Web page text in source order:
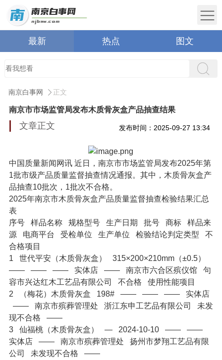
最新 热点 图文
南京白事网 正文
南京市市场监管局发布木质骨灰盒产品抽查结果
文章正文 发布时间：2025-09-27 13:34
中国质量新闻网讯 近日，南京市市场监管局发布2025年第
1批市级产品质量监督抽查情况通报。其中，木质骨灰盒产
品抽查10批次，1批次不合格。
2025年南京市木质骨灰盒产品质量监督抽查检验结果汇总
表
序号
样品名称 规格型号 生产日期 批号 商标
样品来
源
电商平台 受检单位 生产单位 检验结论判定类型
不
合格项目
1
世代平安（木质骨灰盒）
315×200×210mm（±0.5）
——
—— —— 实体店 —— 南京市六合区殡仪馆
句
容市兴达红木工艺品有限公司
不合格
使用性能项目
2
（梅花）木质骨灰盒 198# —— —— ——
实体店
——
南京市殡葬管理处 浙江东申工艺品有限公司
未发
现不合格
——
3
仙福桃（木质骨灰盒） — 2024-10-10 ——
——
实体店
—— 南京市殡葬管理处
扬州市梦翔工艺品有限
公司
未发现不合格
——